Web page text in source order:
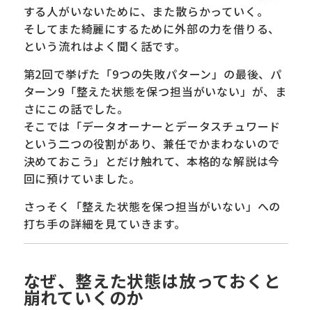
する人がいないために、また散らかっていく。
そしてまた綺麗にするために外部の力を借りる、
という流れはよく聞く話です。
第2回で挙げた「9つの失敗パターン」の最後、パ
ターン9「整えた状態を保つ担当がいない」が、ま
さにこの話でした。
そこでは「データオーナーとデータスチュワード
という二つの役割があり、兼任でかまわないので
決めておこう」とだけ触れて、本格的な解説は今
回に預けていました。
さっそく「整えた状態を保つ担当がいない」への
打ち手の詳細を見ていきます。
なぜ、整えた状態は放っておくと
崩れていくのか